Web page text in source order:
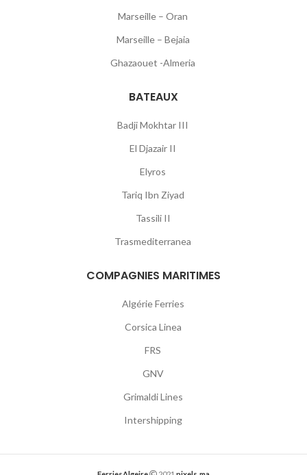
Marseille – Oran
Marseille – Bejaia
Ghazaouet -Almeria
BATEAUX
Badji Mokhtar III
El Djazair II
Elyros
Tariq Ibn Ziyad
Tassili II
Trasmediterranea
COMPAGNIES MARITIMES
Algérie Ferries
Corsica Linea
FRS
GNV
Grimaldi Lines
Intershipping